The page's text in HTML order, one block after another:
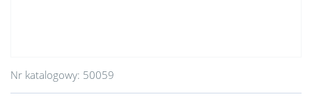
Nr katalogowy: 50059